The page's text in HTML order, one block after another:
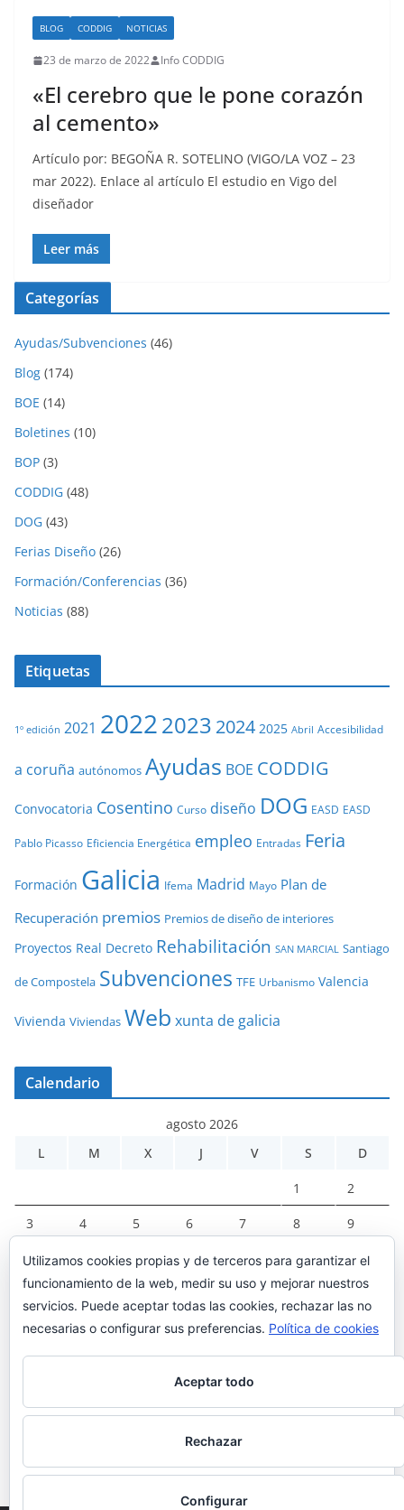
BLOG CODDIG NOTICIAS
23 de marzo de 2022 Info CODDIG
«El cerebro que le pone corazón
al cemento»
Artículo por: BEGOÑA R. SOTELINO (VIGO/LA VOZ – 23
mar 2022). Enlace al artículo El estudio en Vigo del
diseñador
Leer más
Categorías
Ayudas/Subvenciones (46)
Blog (174)
BOE (14)
Boletines (10)
BOP (3)
CODDIG (48)
DOG (43)
Ferias Diseño (26)
Formación/Conferencias (36)
Noticias (88)
Etiquetas
1º edición 2021 20222023 2024 2025 Abril Accesibilidad
a coruña autónomos Ayudas BOE CODDIG
Convocatoria Cosentino Curso diseño DOG EASD EASD
Pablo Picasso Eficiencia Energética empleo Entradas Feria
Formación Galicia Ifema Madrid Mayo Plan de
Recuperación premios Premios de diseño de interiores
Proyectos Real Decreto Rehabilitación SAN MARCIAL Santiago
de Compostela Subvenciones TFE Urbanismo Valencia
Vivienda Viviendas Web xunta de galicia
Calendario
agosto 2026
L
M X J V S D
1 2
3 4 5 6 7 8 9
10 11 12 13 14 15 16
18 19 20 21 22
24 25 26 27 28 29 30
« Mar
Utilizamos cookies propias y de terceros para garantizar el
funcionamiento de la web, medir su uso y mejorar nuestros
servicios. Puede aceptar todas las cookies, rechazar las no
necesarias o configurar sus preferencias. Política de cookies
Aceptar todo
Rechazar
Configurar